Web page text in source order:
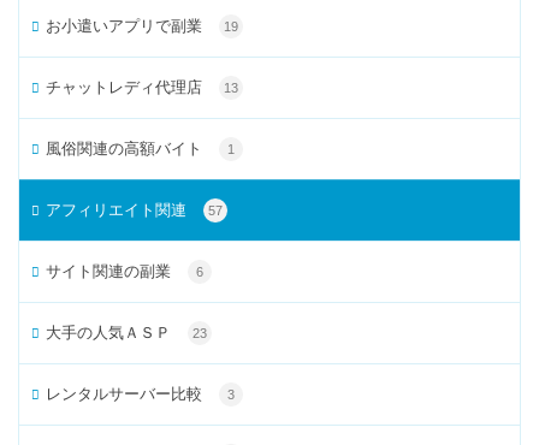
お小遣いアプリで副業 19
チャットレディ代理店 13
風俗関連の高額バイト 1
アフィリエイト関連 57
サイト関連の副業 6
大手の人気ＡＳＰ 23
レンタルサーバー比較 3